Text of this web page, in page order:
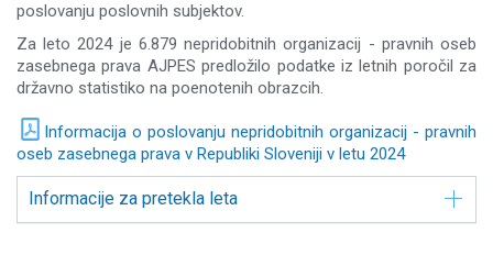
poslovanju poslovnih subjektov.
Za leto 2024 je 6.879 nepridobitnih organizacij - pravnih oseb
zasebnega prava AJPES predložilo podatke iz letnih poročil za
državno statistiko na poenotenih obrazcih.
Informacija o poslovanju nepridobitnih organizacij - pravnih
oseb zasebnega prava v Republiki Sloveniji v letu 2024
Informacije za pretekla leta